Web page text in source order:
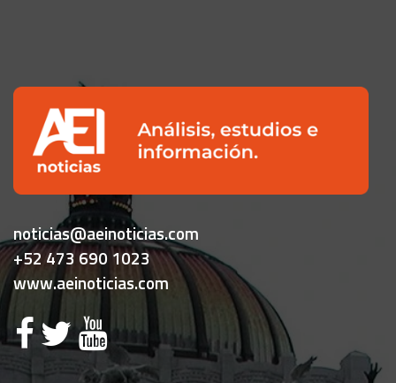
noticias@aeinoticias.com
+52 473 690 1023
www.aeinoticias.com